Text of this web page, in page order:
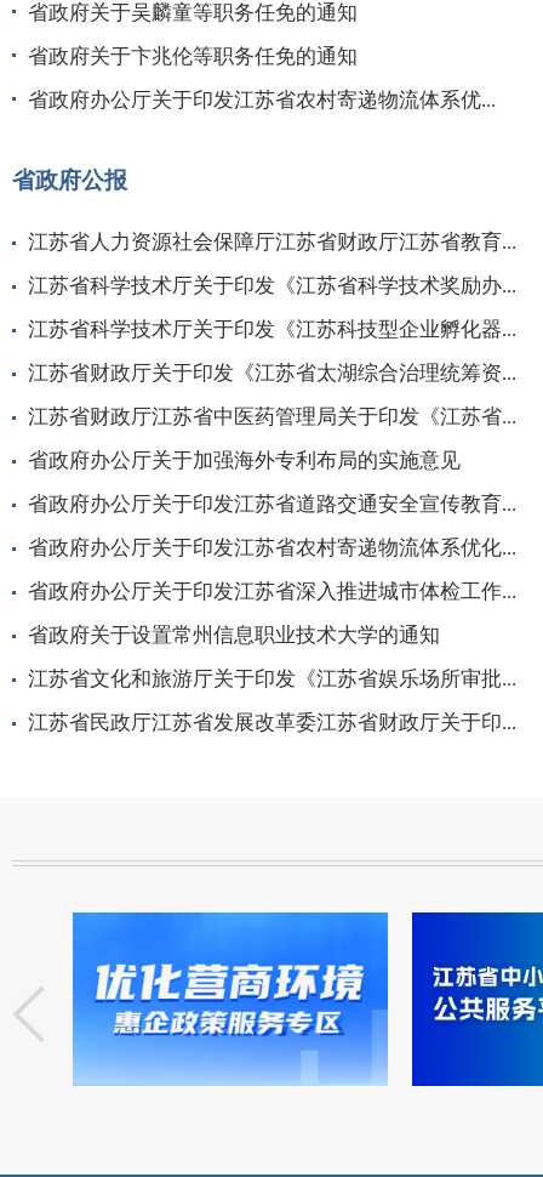
省政府关于吴麟童等职务任免的通知
省政府关于卞兆伦等职务任免的通知
省政府办公厅关于印发江苏省农村寄递物流体系优...
省政府公报
江苏省人力资源社会保障厅江苏省财政厅江苏省教育...
江苏省科学技术厅关于印发《江苏省科学技术奖励办...
江苏省科学技术厅关于印发《江苏科技型企业孵化器...
江苏省财政厅关于印发《江苏省太湖综合治理统筹资...
江苏省财政厅江苏省中医药管理局关于印发《江苏省...
省政府办公厅关于加强海外专利布局的实施意见
省政府办公厅关于印发江苏省道路交通安全宣传教育...
省政府办公厅关于印发江苏省农村寄递物流体系优化...
省政府办公厅关于印发江苏省深入推进城市体检工作...
省政府关于设置常州信息职业技术大学的通知
江苏省文化和旅游厅关于印发《江苏省娱乐场所审批...
江苏省民政厅江苏省发展改革委江苏省财政厅关于印...